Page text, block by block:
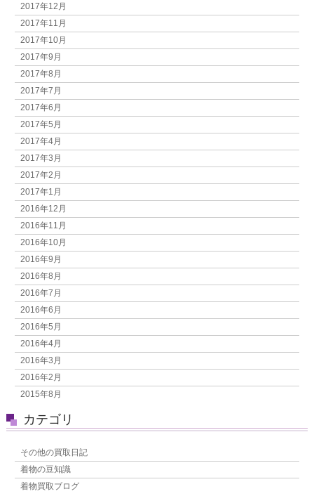
2017年12月
2017年11月
2017年10月
2017年9月
2017年8月
2017年7月
2017年6月
2017年5月
2017年4月
2017年3月
2017年2月
2017年1月
2016年12月
2016年11月
2016年10月
2016年9月
2016年8月
2016年7月
2016年6月
2016年5月
2016年4月
2016年3月
2016年2月
2015年8月
カテゴリ
その他の買取日記
着物の豆知識
着物買取ブログ